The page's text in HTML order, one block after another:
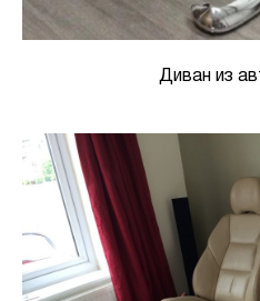
Диван из